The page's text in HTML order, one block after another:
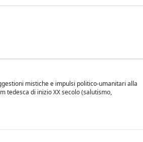
mistiche e impulsi politico-umanitari alla
tedesca di inizio XX secolo (salutismo,